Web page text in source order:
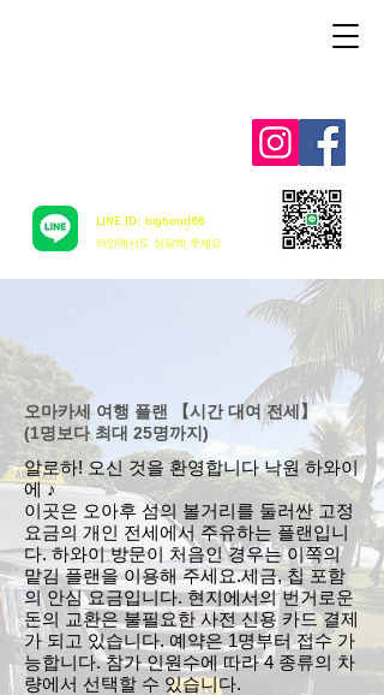
LINE ID: bigbond66
​라인에서도 상담해 주세요
오마카세 여행 플랜 【시간 대여 전세】
(1명보다 최대 25명까지)
알로하! 오신 것을 환영합니다 낙원 하와이
에 ♪
이곳은 오아후 섬의 볼거리를 둘러싼 고정
요금의 개인 전세에서 주유하는 플랜입니
다. 하와이 방문이 처음인 경우는 이쪽의
맡김 플랜을 이용해 주세요.세금, 칩 포함
의 안심 요금입니다. 현지에서의 번거로운
돈의 교환은 불필요한 사전 신용 카드 결제
가 되고 있습니다. 예약은 1명부터 접수 가
능합니다. 참가 인원수에 따라 4 종류의 차
량에서 선택할 수 있습니다.